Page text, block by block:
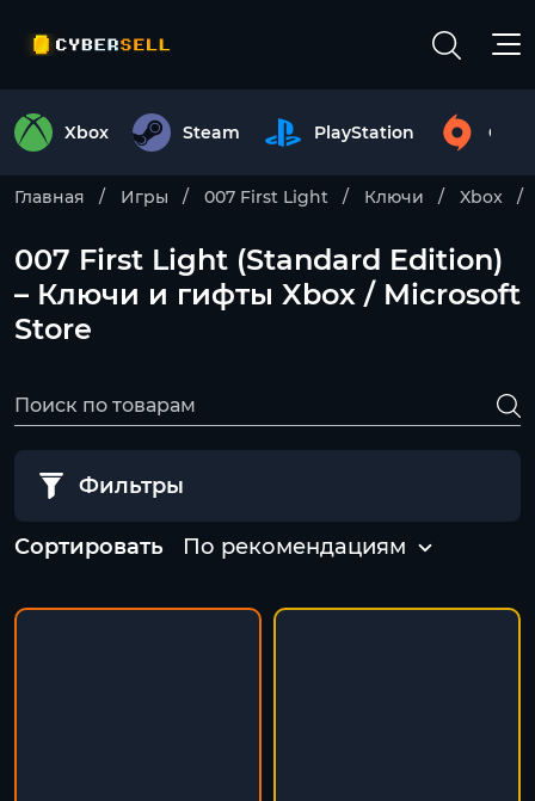
Xbox Steam PlayStation
Главная Игры 007 First Light Ключи Xbox
007 First Light (Standard Edition)
– Ключи и гифты Xbox / Microsoft
Store
Фильтры
Сортировать По рекомендациям